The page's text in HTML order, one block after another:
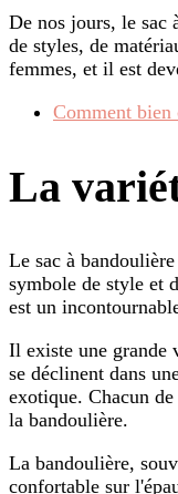
De nos jours, le sac
de styles, de
femmes, et il est
Comment bien
La
Le sac à
symbole de style et
est un
Il existe une grande
se déclinent dans
exotique. Chacun
la bandoulière.
La bandoulière,
confortable sur